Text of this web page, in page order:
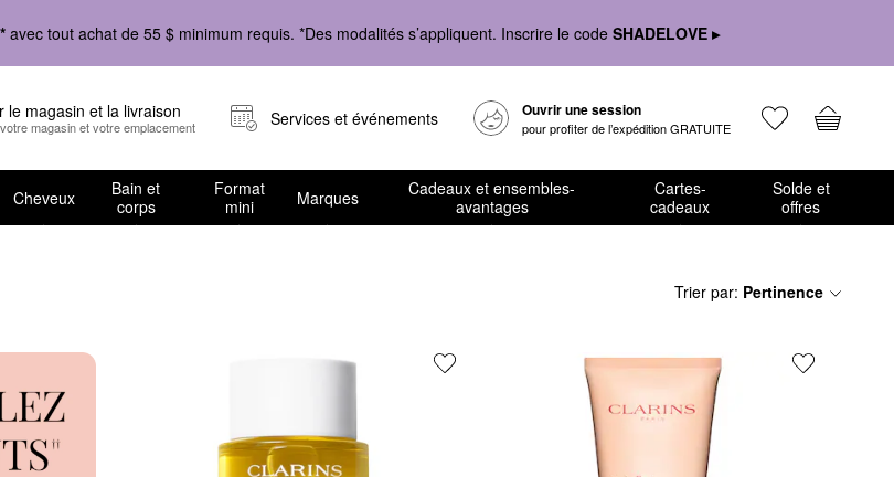
avec tout achat de 55 $ minimum requis. *Des modalités s’appliquent. Inscrire le code SHADELOVE ▸
le magasin et la livraison
magasin et votre emplacement Services et événements Ouvrir une session
pour profiter de l’expédition GRATUITE
Cheveux
Bain et
corps
Format
mini
Marques
Cadeaux et ensembles-
avantages
Cartes-
cadeaux
Solde et
offres
Trier par: Pertinence